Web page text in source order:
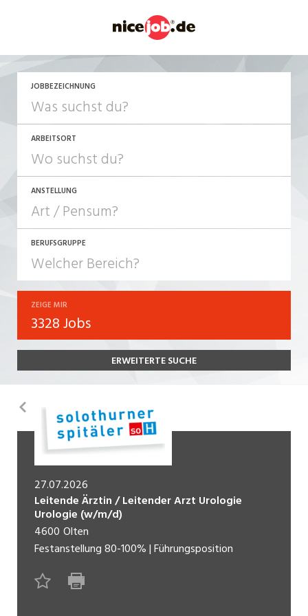
JOBBEZEICHNUNG
ARBEITSORT
ANSTELLUNG
JOB-TYP
Festanstellung
Temporär (befristet)
Lehrstelle
Ferienjob
POSITION
Führungsposition
Management / Kader
BERUFSGRUPPE
Bank, Versicherung
Bau, Handwerk, Elektro
Bildung, Kunst, Design, Soziale Berufe, Sport
Consulting, Human Resources
Einkauf, Logistik, Transport, Verkehr
Engineering, Technik, Architektur
Finanzen, Controlling, Treuhand, Recht
Gartenbau, Landwirtschaft, Forstwirtschaft
Lebensmittel
ZEIGE MIR
3328 Jobs
ERWEITERTE SUCHE
Zurück
27.07.2026
Leitende Ärztin / Leitender Arzt Urologie
Urologie (w/m/d)
4600 Olten
Festanstellung80-100%|Führungsposition